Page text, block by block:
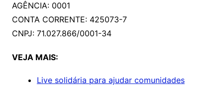
AGÊNCIA: 0001
CONTA CORRENTE: 425073-7
CNPJ: 71.027.866/0001-34
VEJA MAIS:
Live solidária para ajudar comunidades